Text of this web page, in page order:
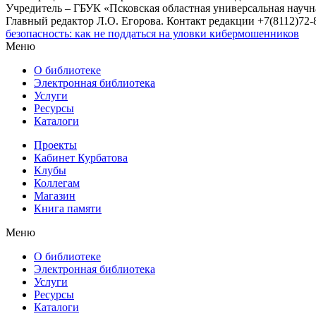
Учредитель – ГБУК «Псковская областная универсальная
Главный редактор Л.О. Егорова. Контакт редакции
безопасность: как не поддаться на уловки кибермошенников
Меню
О библиотеке
Электронная библиотека
Услуги
Ресурсы
Каталоги
Проекты
Кабинет Курбатова
Клубы
Коллегам
Магазин
Книга памяти
Меню
О библиотеке
Электронная библиотека
Услуги
Ресурсы
Каталоги